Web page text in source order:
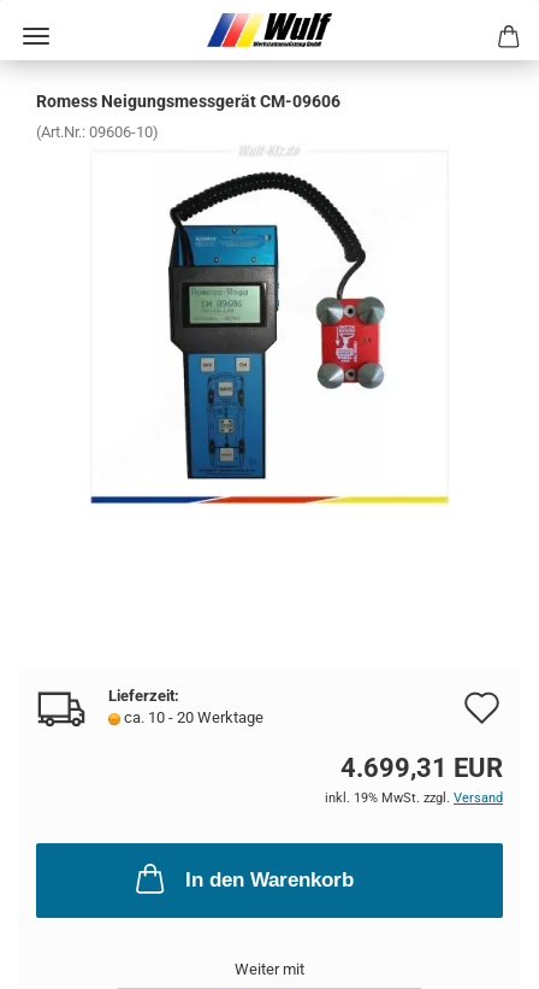
Ro­mess Nei­gungs­mess­ge­rät CM-​09606
(Art.Nr.: 09606-​10)
Lieferzeit:
ca. 10 - 20 Werktage
4.699,31 EUR
inkl. 19% MwSt. zzgl. Versand
In den Warenkorb
Weiter mit